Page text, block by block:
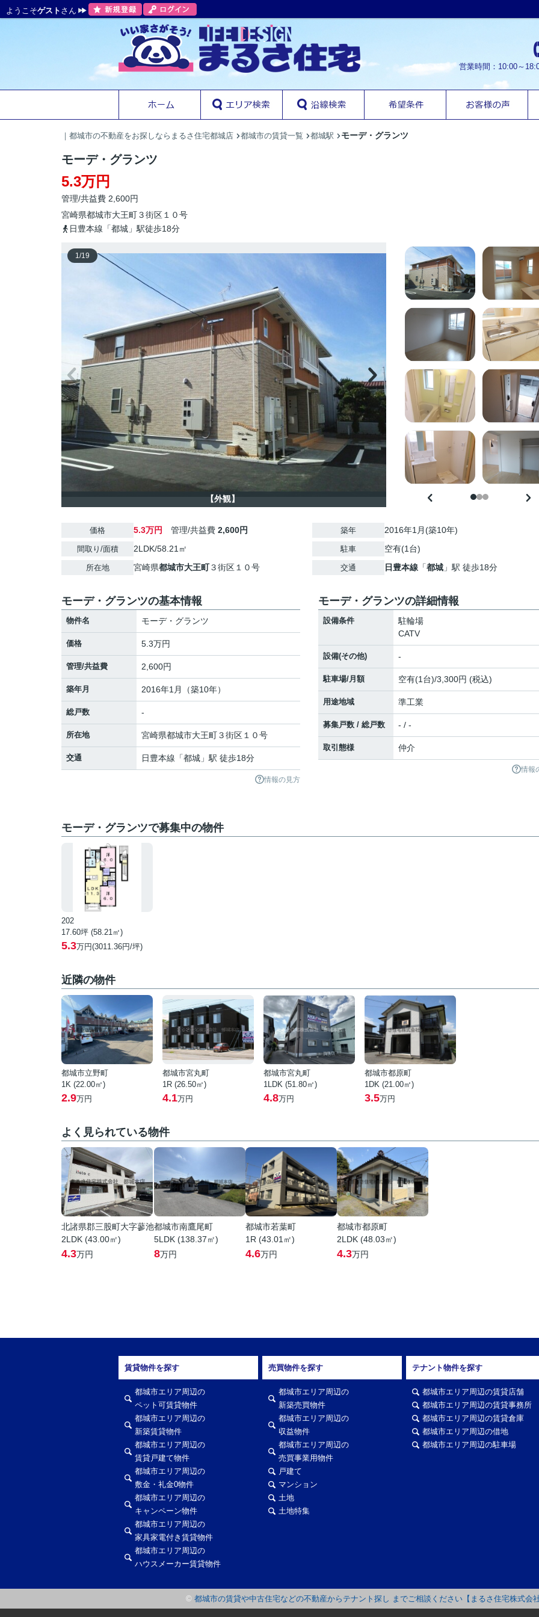
ようこそゲスト さん
営業時間：10:00～
｜都城市の不動産をお探しならまるさ住宅都城店 都城市の賃貸一覧 都城駅 モーデ・グランツ
モーデ・グランツ
5.3万円
管理/共益費 2,600円
宮崎県都城市大王町３街区１０号
日豊本線「都城」駅徒歩18分
1/19
【外観】
価格 5.3万円 管理/共益費 2,600円
間取り/面積 2LDK/58.21㎡
所在地 宮崎県都城市大王町３街区１０号
築年 2016年1月(築10年)
駐車 空有(1台)
交通 日豊本線 「都城 」駅 徒歩18分
モーデ・グランツの基本情報
物件名 モーデ・グランツ
価格 5.3万円
管理/共益費 2,600円
築年月 2016年1月（築10年）
総戸数 -
所在地 宮崎県都城市大王町３街区１０号
交通 日豊本線 「都城 」駅 徒歩18分
情報の見方
モーデ・グランツの詳細情報
設備条件
駐輪場
CATV
設備(その他) -
駐車場/月額 空有(1台)/3,300円 (税込)
用途地域 準工業
募集戸数 / 総戸数 - / -
取引態様 仲介
情報
モーデ・グランツで募集中の物件
202
17.60坪 (58.21㎡)
5.3万円(3011.36円/坪)
近隣の物件
都城市立野町
1K (22.00㎡)
2.9万円
都城市宮丸町
1R (26.50㎡)
4.1万円
都城市宮丸町
1LDK (51.80㎡)
4.8万円
都城市都原町
1DK (21.00㎡)
3.5万円
よく見られている物件
北諸県郡三股町大字蓼池
2LDK (43.00㎡)
4.3万円
都城市南鷹尾町
5LDK (138.37㎡)
8万円
都城市若葉町
1R (43.01㎡)
4.6万円
都城市都原町
2LDK (48.03㎡)
4.3万円
賃貸物件を探す
都城市エリア周辺の
ペット可賃貸物件
都城市エリア周辺の
新築賃貸物件
都城市エリア周辺の
賃貸戸建て物件
都城市エリア周辺の
敷金・礼金0物件
都城市エリア周辺の
キャンペーン物件
都城市エリア周辺の
家具家電付き賃貸物件
都城市エリア周辺の
ハウスメーカー賃貸物件
売買物件を探す
都城市エリア周辺の
新築売買物件
都城市エリア周辺の
収益物件
都城市エリア周辺の
売買事業用物件
戸建て
マンション
土地
土地特集
テナント物件を探す
都城市エリア周辺の賃貸店舗
都城市エリア周辺の賃貸事務所
都城市エリア周辺の賃貸倉庫
都城市エリア周辺の借地
都城市エリア周辺の駐車場
© 都城市の賃貸や中古住宅などの不動産からテナント探し までご相談ください【まるさ住宅株式会